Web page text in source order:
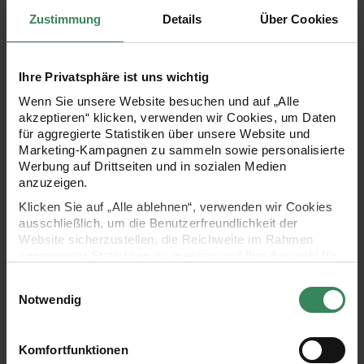
Zustimmung Details Über Cookies
Ihre Privatsphäre ist uns wichtig
Wenn Sie unsere Website besuchen und auf „Alle
akzeptieren“ klicken, verwenden wir Cookies, um Daten
für aggregierte Statistiken über unsere Website und
Marketing-Kampagnen zu sammeln sowie personalisierte
Werbung auf Drittseiten und in sozialen Medien
anzuzeigen.
Klicken Sie auf „Alle ablehnen“, verwenden wir Cookies
ausschließlich, um die Benutzerfreundlichkeit der
Website sicherzustellen, die Reichweite im Rahmen
Ihre Einwilligung ist freiwillig und kann jederzeit über den
Link „Cookie-Einstellungen“ im Fußbereich der Seite
verwendeten Technologien und den Empfängern der
Daten finden Sie in unserer Datenschutzerklärung.
Notwendig
Komfortfunktionen
Paper Poetry Office Sticker Buchstaben weiß-schwarz 4 Bogen
Hersteller:
Rico Design
Paper Poetry Office Sticker
Buchstaben weiß-schwarz 4
3,49 €
Paper Poetry Office Sticker
Hersteller:
Rico Design
Paper Poetry Office Sticker
Punkte 15mm 4 Bogen
Paper Poetry Kraftpapier Sticker eckigPaper Poetry Tafelfolien